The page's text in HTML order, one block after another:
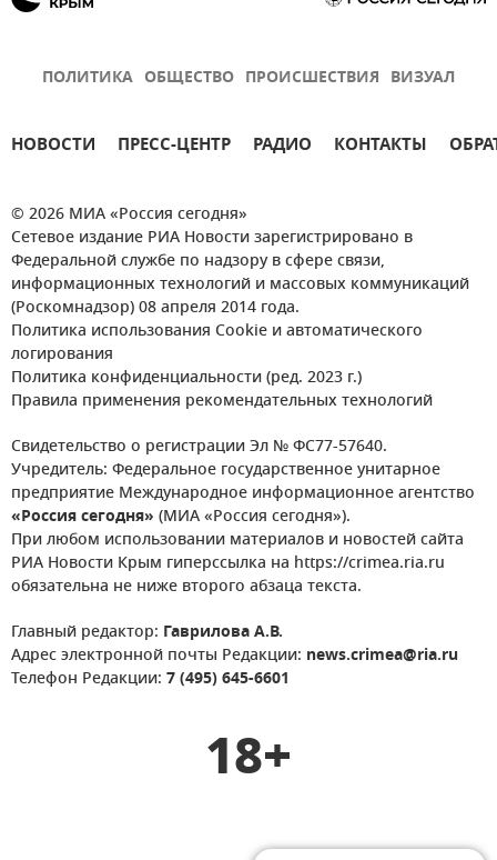
ПОЛИТИКА ОБЩЕСТВО ПРОИСШЕСТВИЯ ВИЗУАЛ
НОВОСТИ ПРЕСС-ЦЕНТР РАДИО КОНТАКТЫ
© 2026 МИА «Россия сегодня»
Сетевое издание РИА Новости зарегистрировано в
Федеральной службе по надзору в сфере связи,
информационных технологий и массовых коммуникаций
(Роскомнадзор) 08 апреля 2014 года.
Политика использования Cookie и автоматического
логирования
Политика конфиденциальности (ред. 2023 г.)
Правила применения рекомендательных технологий
Свидетельство о регистрации Эл № ФС77-57640.
Учредитель: Федеральное государственное унитарное
предприятие Международное информационное агентство
«Россия сегодня» (МИА «Россия сегодня»).
При любом использовании материалов и новостей сайта
РИА Новости Крым гиперссылка на https://crimea.ria.ru
обязательна не ниже второго абзаца текста.
Главный редактор: Гаврилова А.В.
Адрес электронной почты Редакции: news.crimea@ria.ru
Телефон Редакции: 7 (495) 645-6601
18+